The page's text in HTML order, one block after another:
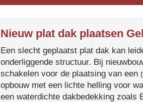
Nieuw plat dak plaatsen
Een slecht geplaatst plat dak kan
onderliggende structuur. Bij
schakelen voor de plaatsing van een
opbouw met een lichte helling voor
een waterdichte dakbedekking zoals